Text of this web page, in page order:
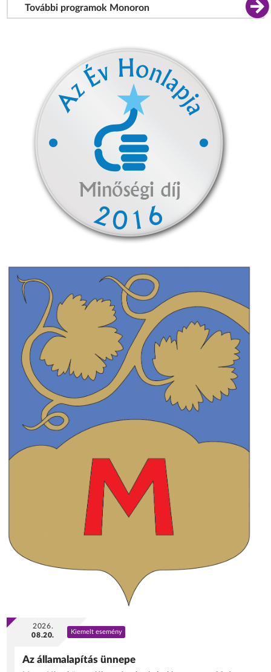
További programok Monoron
2026.
08.20.
Kiemelt esemény
Az államalapítás ünnepe